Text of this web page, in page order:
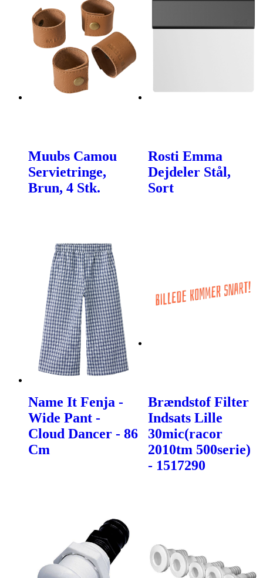
Muubs Camou
Servietringe,
Brun, 4 Stk.
Rosti Emma
Dejdeler Stål,
Sort
Name It Fenja -
Wide Pant -
Cloud Dancer - 86
Cm
Brændstof Filter
Indsats Lille
30mic(racor
2010tm 500serie)
- 1517290